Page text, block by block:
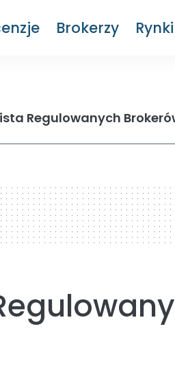
Brokerzy Rynki
Regulowanych